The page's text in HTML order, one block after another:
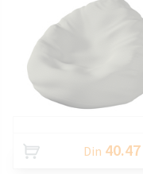
PERSONALIZAȚI
Din 40.47